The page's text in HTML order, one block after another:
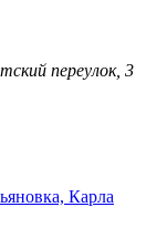
переулок, 3
Карла